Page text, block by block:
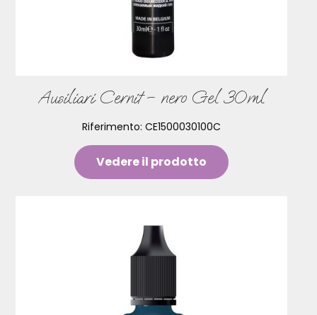
Ausiliari Cernit – nero Gel 30ml
Riferimento: CE1500030100C
Vedere il prodotto